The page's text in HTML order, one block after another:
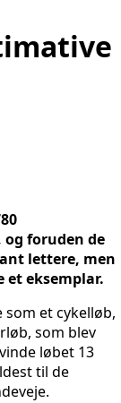
foruden de
lettere, men
et eksemplar.
som et cykelløb,
som blev
løbet 13
til de